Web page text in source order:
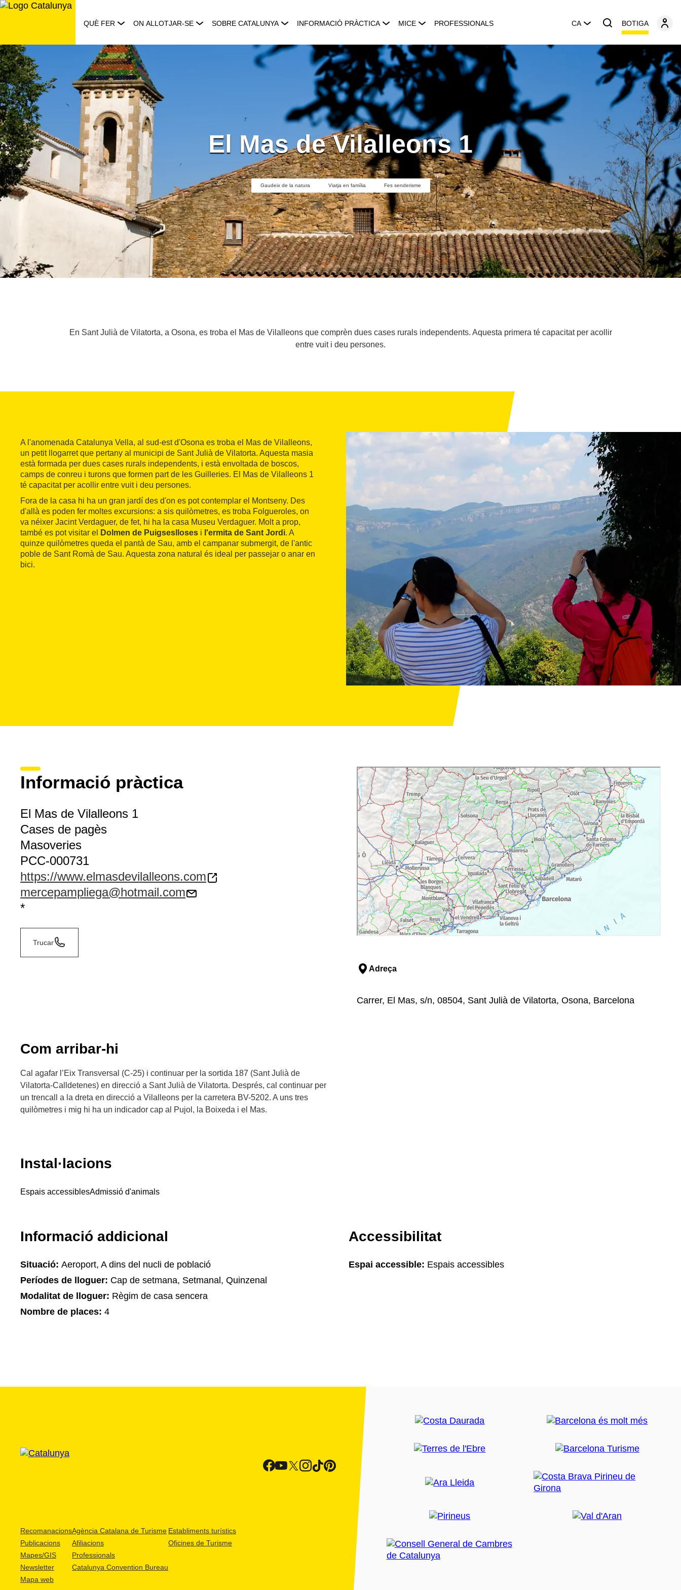
Saltar
QUÈ FER ON ALLOTJAR-SE SOBRE CATALUNYA INFORMACIÓ PRÀCTICA MICE PROFESSIONALS CA BOTIGA
El Mas de Vilalleons 1
Gaudeix de la natura Viatja en família Fes senderisme
En Sant Julià de Vilatorta, a Osona, es troba el Mas de Vilalleons que comprèn dues cases rurals independents. Aquesta primera té capacitat per acollir
entre vuit i deu persones.
A l'anomenada Catalunya Vella, al sud-est d'Osona es troba el Mas de Vilalleons,
un petit llogarret que pertany al municipi de Sant Julià de Vilatorta. Aquesta masia
està formada per dues cases rurals independents, i està envoltada de boscos,
camps de conreu i turons que formen part de les Guilleries. El Mas de Vilalleons 1
té capacitat per acollir entre vuit i deu persones.
Fora de la casa hi ha un gran jardí des d'on es pot contemplar el Montseny. Des
d'allà es poden fer moltes excursions: a sis quilòmetres, es troba Folgueroles, on
va néixer Jacint Verdaguer, de fet, hi ha la casa Museu Verdaguer. Molt a prop,
també es pot visitar el
Dolmen de Puigseslloses i l'ermita de Sant Jordi. A
quinze quilòmetres queda el pantà de Sau, amb el campanar submergit, de l'antic
poble de Sant Romà de Sau. Aquesta zona natural és ideal per passejar o anar en
bici.
Informació pràctica
El Mas de Vilalleons 1
Cases de pagès
Masoveries
PCC-000731
https://www.elmasdevilalleons.com
mercepampliega@hotmail.com
*
Trucar
Adreça
Carrer, El Mas, s/n, 08504, Sant Julià de Vilatorta, Osona, Barcelona
Com arribar-hi
Cal agafar l’Eix Transversal (C-25) i continuar per la sortida 187 (Sant Julià de
Vilatorta-Calldetenes) en direcció a Sant Julià de Vilatorta. Després, cal continuar per
un trencall a la dreta en direcció a Vilalleons per la carretera BV-5202. A uns tres
quilòmetres i mig hi ha un indicador cap al Pujol, la Boixeda i el Mas.
Instal·lacions
Espais accessiblesAdmissió d'animals
Informació addicional
Situació: Aeroport, A dins del nucli de població
Períodes de lloguer: Cap de setmana, Setmanal, Quinzenal
Modalitat de lloguer: Règim de casa sencera
Nombre de places: 4
Accessibilitat
Espai accessible: Espais accessibles
Recomanacions
Publicacions
Mapes/GIS
Newsletter
Mapa web
Agència Catalana de Turisme
Afiliacions
Professionals
Catalunya Convention Bureau
Establiments turístics
Oficines de Turisme